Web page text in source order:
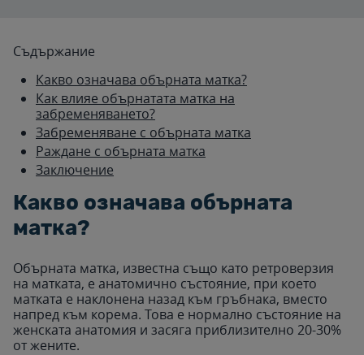
Съдържание
Какво означава обърната матка?
Как влияе обърнатата матка на
забременяването?
Забременяване с обърната матка
Раждане с обърната матка
Заключение
Какво означава обърната
матка?
Обърната матка, известна също като ретроверзия
на матката, е анатомично състояние, при което
матката е наклонена назад към гръбнака, вместо
напред към корема. Това е нормално състояние на
женската анатомия и засяга приблизително 20-30%
от жените.